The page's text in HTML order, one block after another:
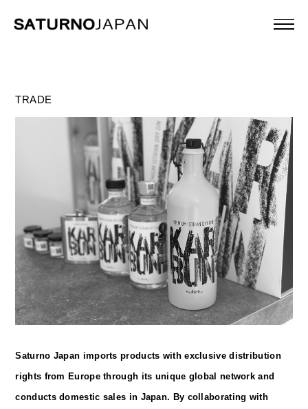
TRADE
Saturno Japan imports products with exclusive distribution
rights from Europe through its unique global network and
conducts domestic sales in Japan. By collaborating with